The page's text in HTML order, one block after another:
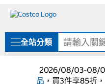
單
全站分類
2026/08/03-08/
品 ，買3件享85折